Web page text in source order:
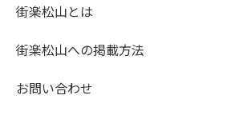
街楽松山とは
街楽松山への掲載方法
お問い合わせ